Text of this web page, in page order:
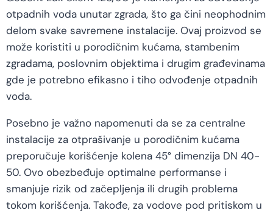
otpadnih voda unutar zgrada, što ga čini neophodnim
delom svake savremene instalacije. Ovaj proizvod se
može koristiti u porodičnim kućama, stambenim
zgradama, poslovnim objektima i drugim građevinama
gde je potrebno efikasno i tiho odvođenje otpadnih
voda.
Posebno je važno napomenuti da se za centralne
instalacije za otprašivanje u porodičnim kućama
preporučuje korišćenje kolena 45° dimenzija DN 40-
50. Ovo obezbeđuje optimalne performanse i
smanjuje rizik od začepljenja ili drugih problema
tokom korišćenja. Takođe, za vodove pod pritiskom u